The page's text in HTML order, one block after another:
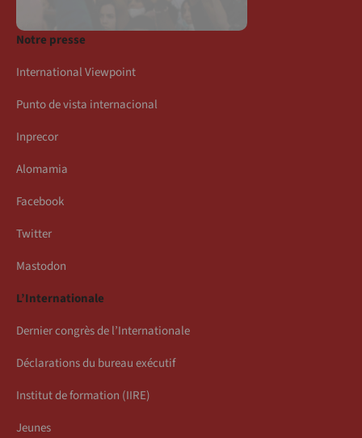
Notre presse
International Viewpoint
Punto de vista internacional
Inprecor
Alomamia
Facebook
Twitter
Mastodon
L’Internationale
Dernier congrès de l’Internationale
Déclarations du bureau exécutif
Institut de formation (IIRE)
Jeunes